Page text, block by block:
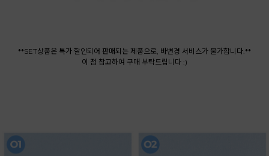
**SET상품은 특가 할인되어 판매되는 제품으로, 바변경 서비스가 불가합니다.**
이 점 참고하여 구매 부탁드립니다 :)